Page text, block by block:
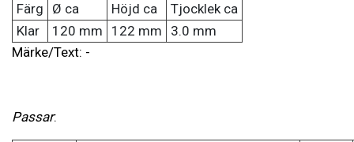
Färg Ø ca Höjd ca
Tjocklek ca
Klar
120 mm 122 mm
3.0 mm
Märke/Text: -
Passar: